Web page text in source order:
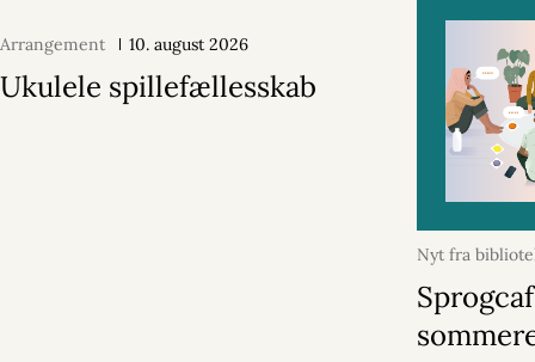
Arrangement 10. august 2026
Ukulele spillefællesskab
Nyt fra
2026